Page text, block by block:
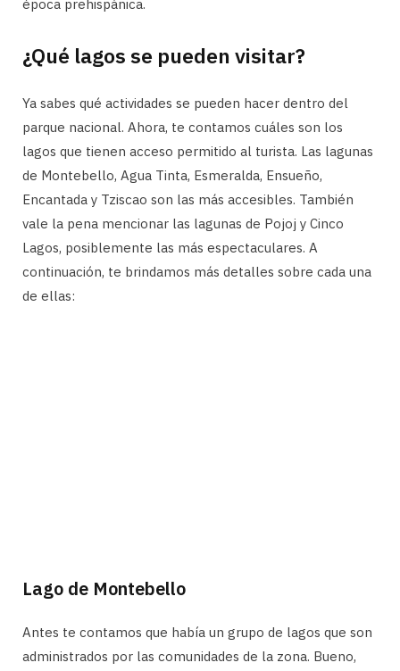
época prehispánica.
¿Qué lagos se pueden visitar?
Ya sabes qué actividades se pueden hacer dentro del
parque nacional. Ahora, te contamos cuáles son los
lagos que tienen acceso permitido al turista. Las lagunas
de Montebello, Agua Tinta, Esmeralda, Ensueño,
Encantada y Tziscao son las más accesibles. También
vale la pena mencionar las lagunas de Pojoj y Cinco
Lagos, posiblemente las más espectaculares. A
continuación, te brindamos más detalles sobre cada una
de ellas:
Lago de Montebello
Antes te contamos que había un grupo de lagos que son
administrados por las comunidades de la zona. Bueno,